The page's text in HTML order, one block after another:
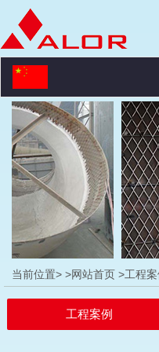
当前位置> >网站首页 >工程案
工程案例